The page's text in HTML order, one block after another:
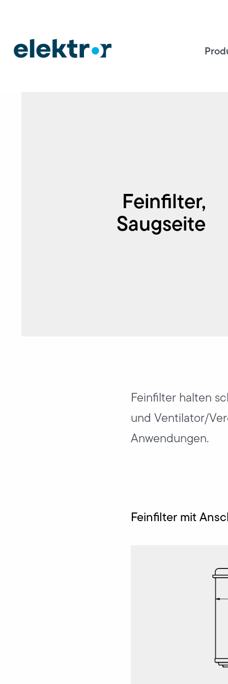
Feinfilter,
Saugseite
Feinfilter halten
und Ventilator/
Anwendungen.
Feinfilter mit